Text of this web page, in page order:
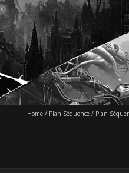
Home / Plan Séquence / Plan